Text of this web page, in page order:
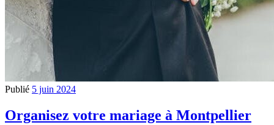
Publié 5 juin 2024
Organisez votre mariage à Montpellier